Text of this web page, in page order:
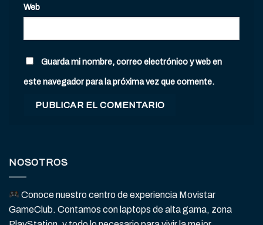
Web
Guarda mi nombre, correo electrónico y web en
este navegador para la próxima vez que comente.
NOSOTROS
Conoce nuestro centro de experiencia Movistar
GameClub. Contamos con laptops de alta gama, zona